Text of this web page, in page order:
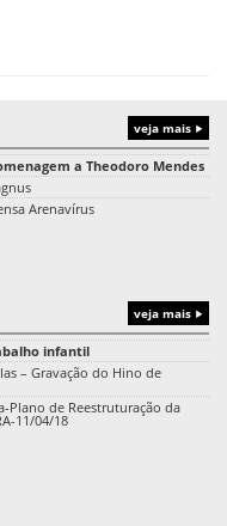
veja mais
a Theodoro Mendes
Arenavírus
veja mais
infantil
– Gravação do Hino de
Plano de Reestruturação da
11/04/18